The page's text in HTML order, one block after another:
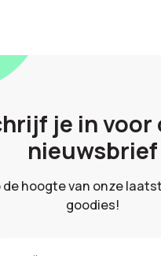
je in voor
nieuwsbrief
de hoogte van onze
goodies!